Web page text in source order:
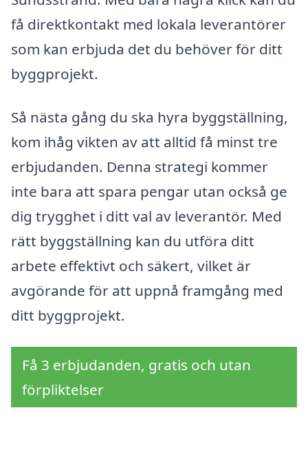
få direktkontakt med lokala leverantörer
som kan erbjuda det du behöver för ditt
byggprojekt.
Så nästa gång du ska hyra byggställning,
kom ihåg vikten av att alltid få minst tre
erbjudanden. Denna strategi kommer
inte bara att spara pengar utan också ge
dig trygghet i ditt val av leverantör. Med
rätt byggställning kan du utföra ditt
arbete effektivt och säkert, vilket är
avgörande för att uppnå framgång med
ditt byggprojekt.
Få 3 erbjudanden, gratis och utan
förpliktelser